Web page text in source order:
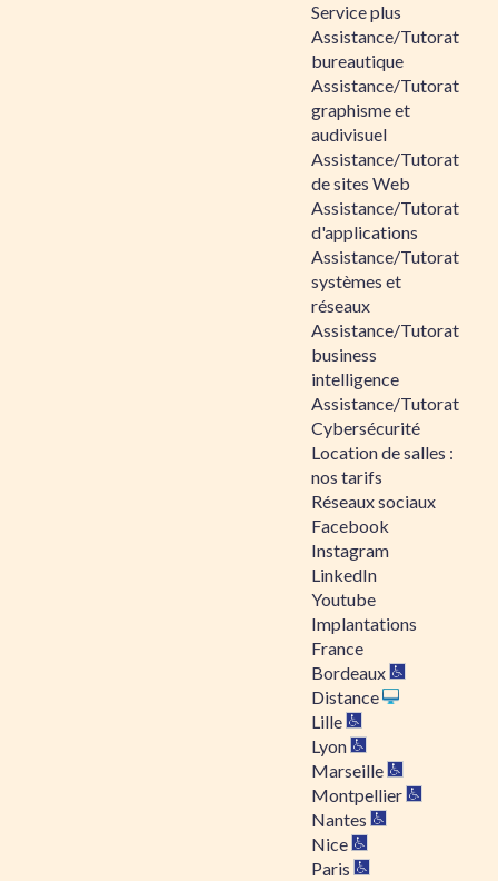
Service plus
Assistance/Tutorat
bureautique
Assistance/Tutorat
graphisme et
audivisuel
Assistance/Tutorat
de sites Web
Assistance/Tutorat
d'applications
Assistance/Tutorat
systèmes et
réseaux
Assistance/Tutorat
business
intelligence
Assistance/Tutorat
Cybersécurité
Location de salles :
nos tarifs
Réseaux sociaux
Facebook
Instagram
LinkedIn
Youtube
Implantations
France
Bordeaux
Distance
Lille
Lyon
Marseille
Montpellier
Nantes
Nice
Paris